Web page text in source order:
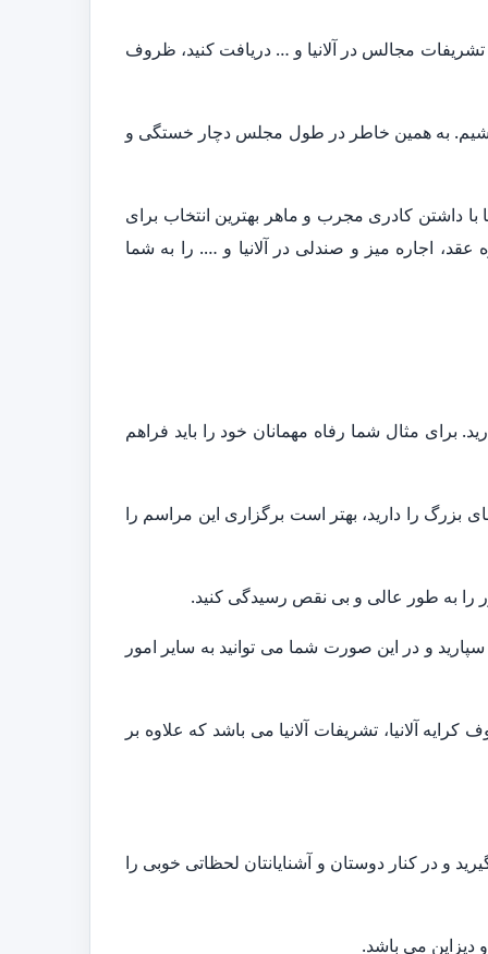
تشریفات مجالس در آلانیا و … دریافت کنید، ظروف
باشیم. به همین خاطر در طول مجلس دچار خستگی و
داشتن کادری مجرب و ماهر بهترین انتخاب برای
اجاره میز و صندلی در آلانیا و …. را به شما
برای مثال شما رفاه مهمانان خود را باید فراهم
بزرگ را دارید، بهتر است برگزاری این مراسم را
را به طور عالی و بی نقص رسیدگی کنید.
و در این صورت شما می توانید به سایر امور
آلانیا، تشریفات آلانیا می باشد که علاوه بر
و در کنار دوستان و آشنایانتان لحظاتی خوبی را
دیزاین می باشد.